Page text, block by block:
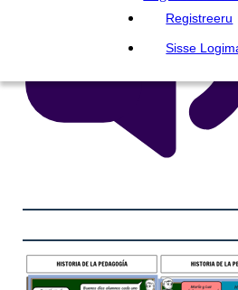
Registreeru
Sisse